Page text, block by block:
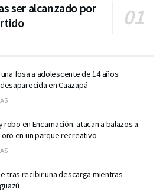
ser alcanzado por
una fosa a adolescente de 14 años
en Caazapá
robo en Encarnación: atacan a balazos a
en un parque recreativo
tras recibir una descarga mientras